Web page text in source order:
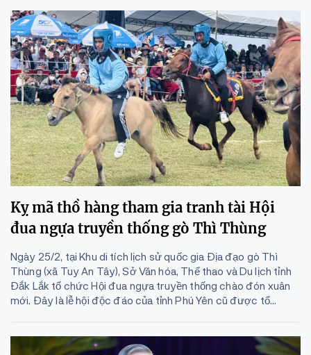
Kỵ mã thồ hàng tham gia tranh tài Hội
đua ngựa truyền thống gò Thì Thùng
Ngày 25/2, tại Khu di tích lịch sử quốc gia Địa đạo gò Thì
Thùng (xã Tuy An Tây), Sở Văn hóa, Thể thao và Du lịch tỉnh
Đắk Lắk tổ chức Hội đua ngựa truyền thống chào đón xuân
mới. Đây là lễ hội độc đáo của tỉnh Phú Yên cũ được tổ...